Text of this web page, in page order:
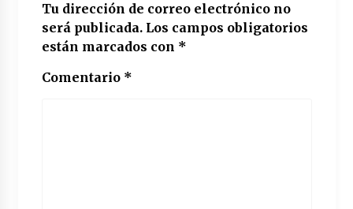
Tu dirección de correo electrónico no
será publicada. Los campos obligatorios
están marcados con *
Comentario *